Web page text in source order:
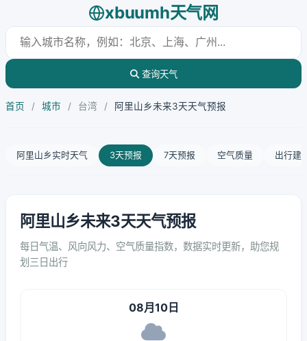
xbuumh天气网
查询天气
首页 / 城市 / 台湾 / 阿里山乡未来3天天气预报
阿里山乡实时天气 3天预报 7天预报 空气质量 出行建
阿里山乡未来3天天气预报
每日气温、风向风力、空气质量指数，数据实时更新，助您规
划三日出行
08月10日